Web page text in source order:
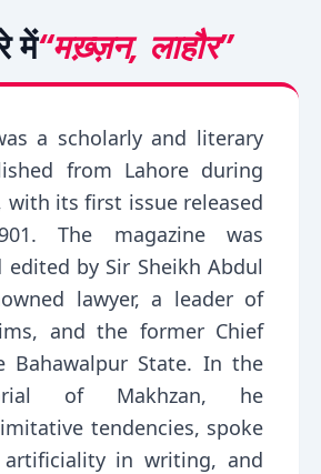
में“मख़्ज़न, लाहौर”
a scholarly and literary
from Lahore during
with its first issue released
The magazine was
edited by Sir Sheikh Abdul
lawyer, a leader of
and the former Chief
Bahawalpur State. In the
of Makhzan, he
tendencies, spoke
in writing, and